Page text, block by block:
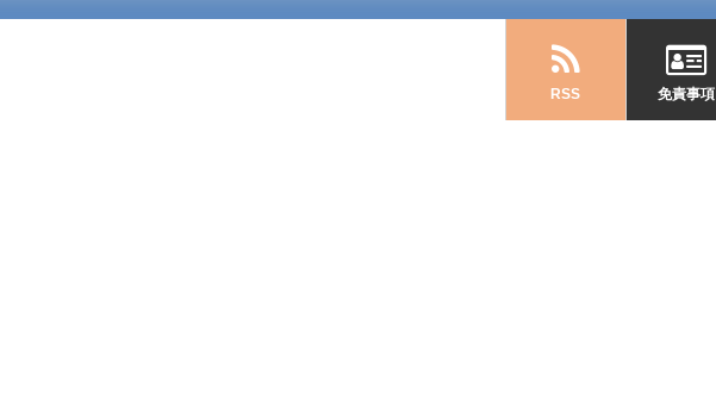
RSS 免責事項